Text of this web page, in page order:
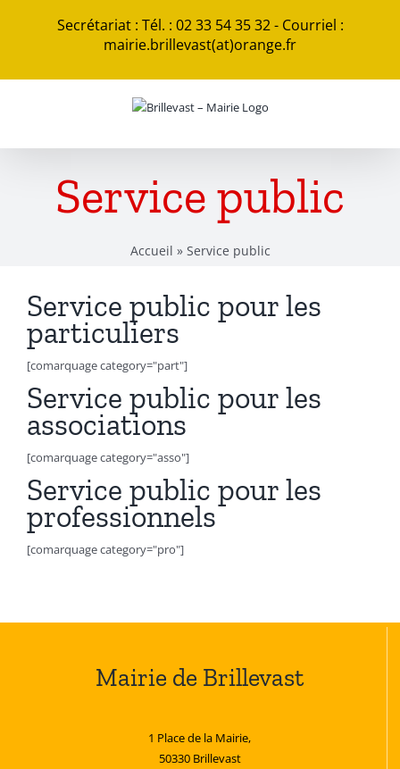
Secrétariat : Tél. : 02 33 54 35 32 - Courriel :
mairie.brillevast(at)orange.fr
Service public
Accueil » Service public
Service public pour les
particuliers
[comarquage category="part"]
Service public pour les
associations
[comarquage category="asso"]
Service public pour les
professionnels
[comarquage category="pro"]
Mairie de Brillevast
1 Place de la Mairie,
50330 Brillevast